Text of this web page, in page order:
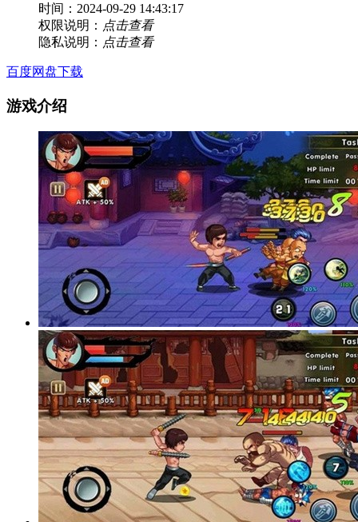
时间：2024-09-29 14:43:17
权限说明： 点击查看
隐私说明： 点击查看
百度网盘下载
游戏介绍